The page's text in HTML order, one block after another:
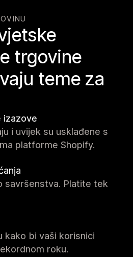
trgovine
teme za
izazove
i uvijek su usklađene s
platforme Shopify.
savršenstva. Platite tek
kako bi vaši korisnici
roku.